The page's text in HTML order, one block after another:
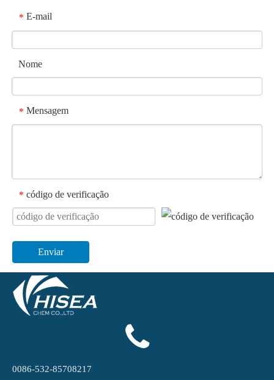
* E-mail
Nome
* Mensagem
* código de verificação
Enviar
0086-532-85708217